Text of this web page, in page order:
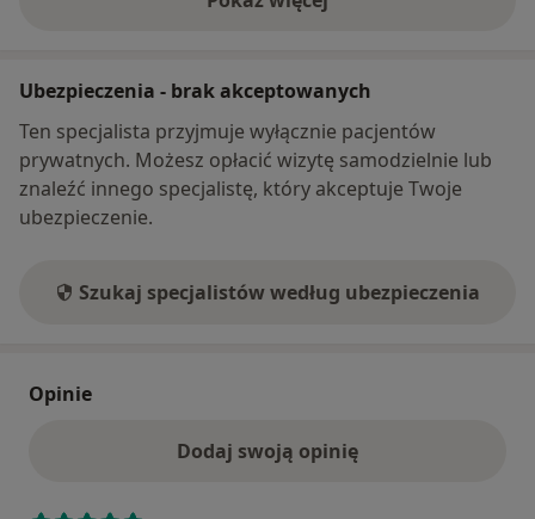
o adresie
Ubezpieczenia - brak akceptowanych
Ten specjalista przyjmuje wyłącznie pacjentów
prywatnych. Możesz opłacić wizytę samodzielnie lub
znaleźć innego specjalistę, który akceptuje Twoje
ubezpieczenie.
Szukaj specjalistów według ubezpieczenia
Opinie
Dodaj swoją opinię